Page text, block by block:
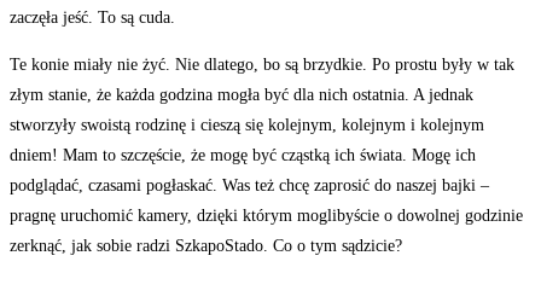
zaczęła jeść. To są cuda.
Te konie miały nie żyć. Nie dlatego, bo są brzydkie. Po prostu były w tak
złym stanie, że każda godzina mogła być dla nich ostatnia. A jednak
stworzyły swoistą rodzinę i cieszą się kolejnym, kolejnym i kolejnym
dniem! Mam to szczęście, że mogę być cząstką ich świata. Mogę ich
podglądać, czasami pogłaskać. Was też chcę zaprosić do naszej bajki –
pragnę uruchomić kamery, dzięki którym moglibyście o dowolnej godzinie
zerknąć, jak sobie radzi SzkapoStado. Co o tym sądzicie?